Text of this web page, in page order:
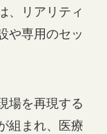
、リアリティ
や専用のセッ
場を再現する
組まれ、医療